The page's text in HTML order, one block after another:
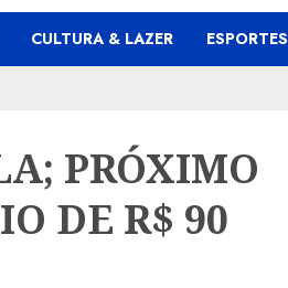
CULTURA & LAZER ESPORTES
PRÓXIMO
DE R$ 90